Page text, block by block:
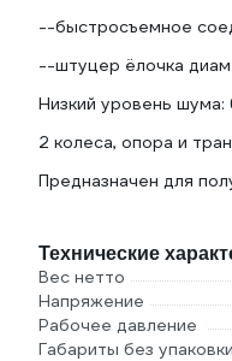
--быстросъемное
--штуцер ёлочка
Низкий уровень шума:
2 колеса, опора и
Предназначен для
Технические
Вес нетто
Напряжение
Рабочее давление
Габариты без упаковки